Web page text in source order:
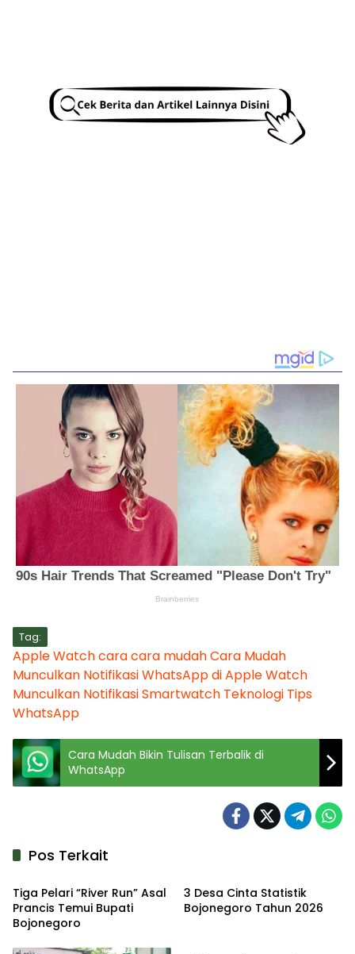
Tag:
Apple Watchcaracara mudahCara Mudah
Munculkan Notifikasi WhatsApp di Apple Watch
Munculkan NotifikasiSmartwatch Teknologi Tips
WhatsApp
Cara Mudah Bikin Tulisan Terbalik di
WhatsApp
Pos Terkait
Kabar
Tiga Pelari “River Run” Asal
Prancis Temui Bupati
Bojonegoro
3 Desa Cinta Statistik
Bojonegoro Tahun 2026